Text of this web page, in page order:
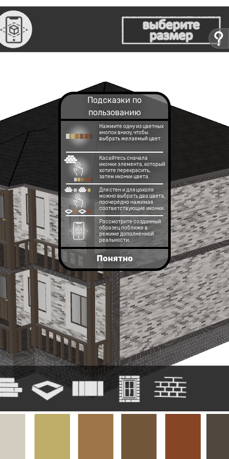
Подсказки по
пользованию
Нажмите одну из цветных
кнопок внизу, чтобы
выбрать желаемый цвет.
Касайтесь сначала
иконки элемента, который
хотите перекрасить,
затем иконки цвета.
Для стен и для цоколя
можно выбрать два цвета,
поочерёдно нажимая
соответствующие иконки.
Рассмотрите созданный
образец поближе в
режиме дополненной
реальности.
Понятно